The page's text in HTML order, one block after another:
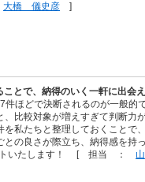
大橋 儀史彦 ]
とで、納得のいく一軒に出会え
ほどで決断されるのが一般的
比較対象が増えすぎて判断力
私たちと整理しておくことで
の良さが際立ち、納得感を持
ートいたします！ [ 担当 ：